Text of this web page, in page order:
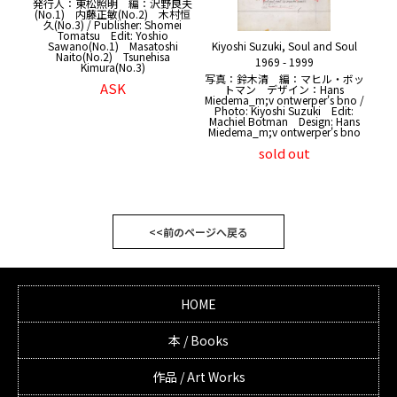
(No.1) 内藤正敏(No.2) 木村恒
久(No.3) / Publisher: Shomei
Tomatsu Edit: Yoshio
Sawano(No.1) Masatoshi
Naito(No.2) Tsunehisa
Kimura(No.3)
ASK
Kiyoshi Suzuki, Soul and Soul
1969 - 1999
写真：鈴木清 編：マヒル・ボッ
トマン デザイン：Hans
Miedema_m;v ontwerper's bno /
Photo: Kiyoshi Suzuki Edit:
Machiel Botman Design: Hans
Miedema_m;v ontwerper's bno
sold out
<<前のページへ戻る
HOME
本 / Books
作品 / Art Works